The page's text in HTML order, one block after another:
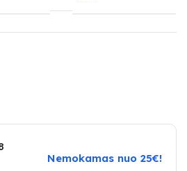
Nemokamas nuo 25€!